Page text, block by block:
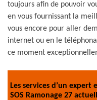
toujours afin de pouvoir
en vous fournissant la
vous encore pour aller
internet ou en le
ce moment
Les services d’un
SOS Ramonage 27